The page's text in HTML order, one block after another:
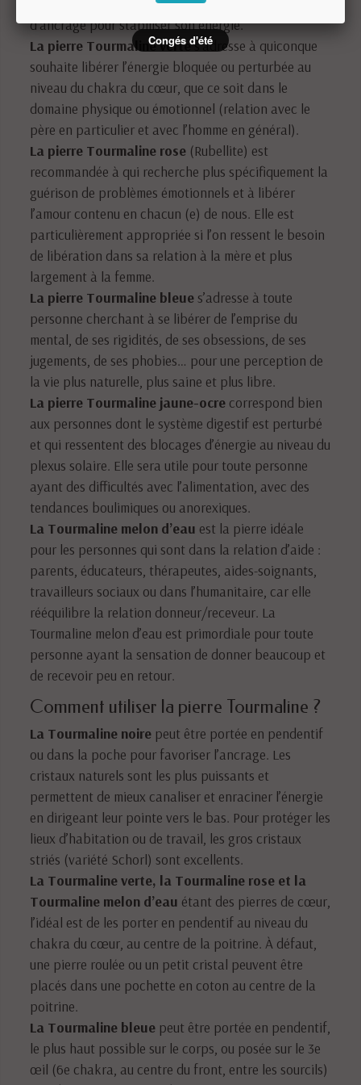
d’ancrage pour stabiliser son énergie.
La pierre Tourmaline vertes’adresse à quiconque
souhaite libérer l’énergie bloquée ou perturbée au
niveau du chakra du cœur, que ce soit dans le
domaine physique ou émotionnel (relation avec le
père en particulier et avec l’homme en général).
La pierre Tourmaline rose (Rubellite) est
recommandée à qui recherche plus spécifiquement la
guérison de problèmes émotionnels et à libérer
l’amour contenu en chacun (e) de nous. Elle est
particulièrement appropriée si l’on ressent le besoin
de libération dans sa relation à la mère et plus
largement à la femme.
La pierre Tourmaline bleues’adresse à toute
personne cherchant à se libérer de l’emprise du
mental, de ses rigidités, de ses obsessions, de ses
jugements, de ses phobies… pour une perception de
la vie plus naturelle, plus saine et plus libre.
La pierre Tourmaline jaune-ocre correspond bien
aux personnes dont le système digestif est perturbé
et qui ressentent des blocages d’énergie au niveau du
plexus solaire. Elle sera utile pour toute personne
ayant des difficultés avec l’alimentation, avec des
tendances boulimiques ou anorexiques.
La Tourmaline melon d’eau est la pierre idéale
pour les personnes qui sont dans la relation d’aide :
parents, éducateurs, thérapeutes, aides-soignants,
travailleurs sociaux ou dans l’humanitaire, car elle
rééquilibre la relation donneur/receveur. La
Tourmaline melon d’eau est primordiale pour toute
personne ayant la sensation de donner beaucoup et
de recevoir peu en retour.
Comment utiliser la pierre Tourmaline ?
La Tourmaline noire peut être portée en pendentif
ou dans la poche pour favoriser l’ancrage. Les
cristaux naturels sont les plus puissants et
permettent de mieux canaliser et enraciner l’énergie
en dirigeant leur pointe vers le bas. Pour protéger les
lieux d’habitation ou de travail, les gros cristaux
striés (variété Schorl) sont excellents.
La Tourmaline verte, la Tourmaline rose et la
Tourmaline melon d’eau étant des pierres de cœur,
l’idéal est de les porter en pendentif au niveau du
chakra du cœur, au centre de la poitrine. À défaut,
une pierre roulée ou un petit cristal peuvent être
placés dans une pochette en coton au centre de la
poitrine.
La Tourmaline bleue peut être portée en pendentif,
le plus haut possible sur le corps, ou posée sur le 3e
œil (6e chakra, au centre du front, entre les sourcils)
Congés d'été